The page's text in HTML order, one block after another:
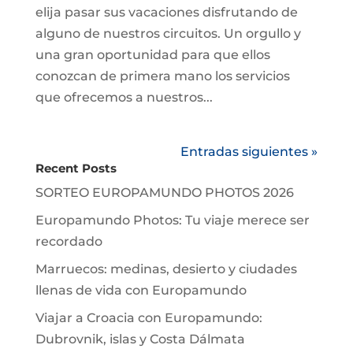
elija pasar sus vacaciones disfrutando de
alguno de nuestros circuitos. Un orgullo y
una gran oportunidad para que ellos
conozcan de primera mano los servicios
que ofrecemos a nuestros...
Entradas siguientes »
Recent Posts
SORTEO EUROPAMUNDO PHOTOS 2026
Europamundo Photos: Tu viaje merece ser
recordado
Marruecos: medinas, desierto y ciudades
llenas de vida con Europamundo
Viajar a Croacia con Europamundo:
Dubrovnik, islas y Costa Dálmata